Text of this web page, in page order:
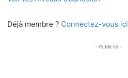
Déjà membre ? Connectez-vous ici
- Publicité -